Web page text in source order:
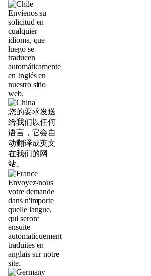
Envíenos su
solicitud en
cualquier
idioma, que
luego se
traducen
automáticamente
en Inglés en
nuestro sitio
web.
您的要求发送
给我们以任何
语言，它会自
动翻译成英文
在我们的网
站。
Envoyez-nous
votre demande
dans n'importe
quelle langue,
qui seront
ensuite
automatiquement
traduites en
anglais sur notre
site.